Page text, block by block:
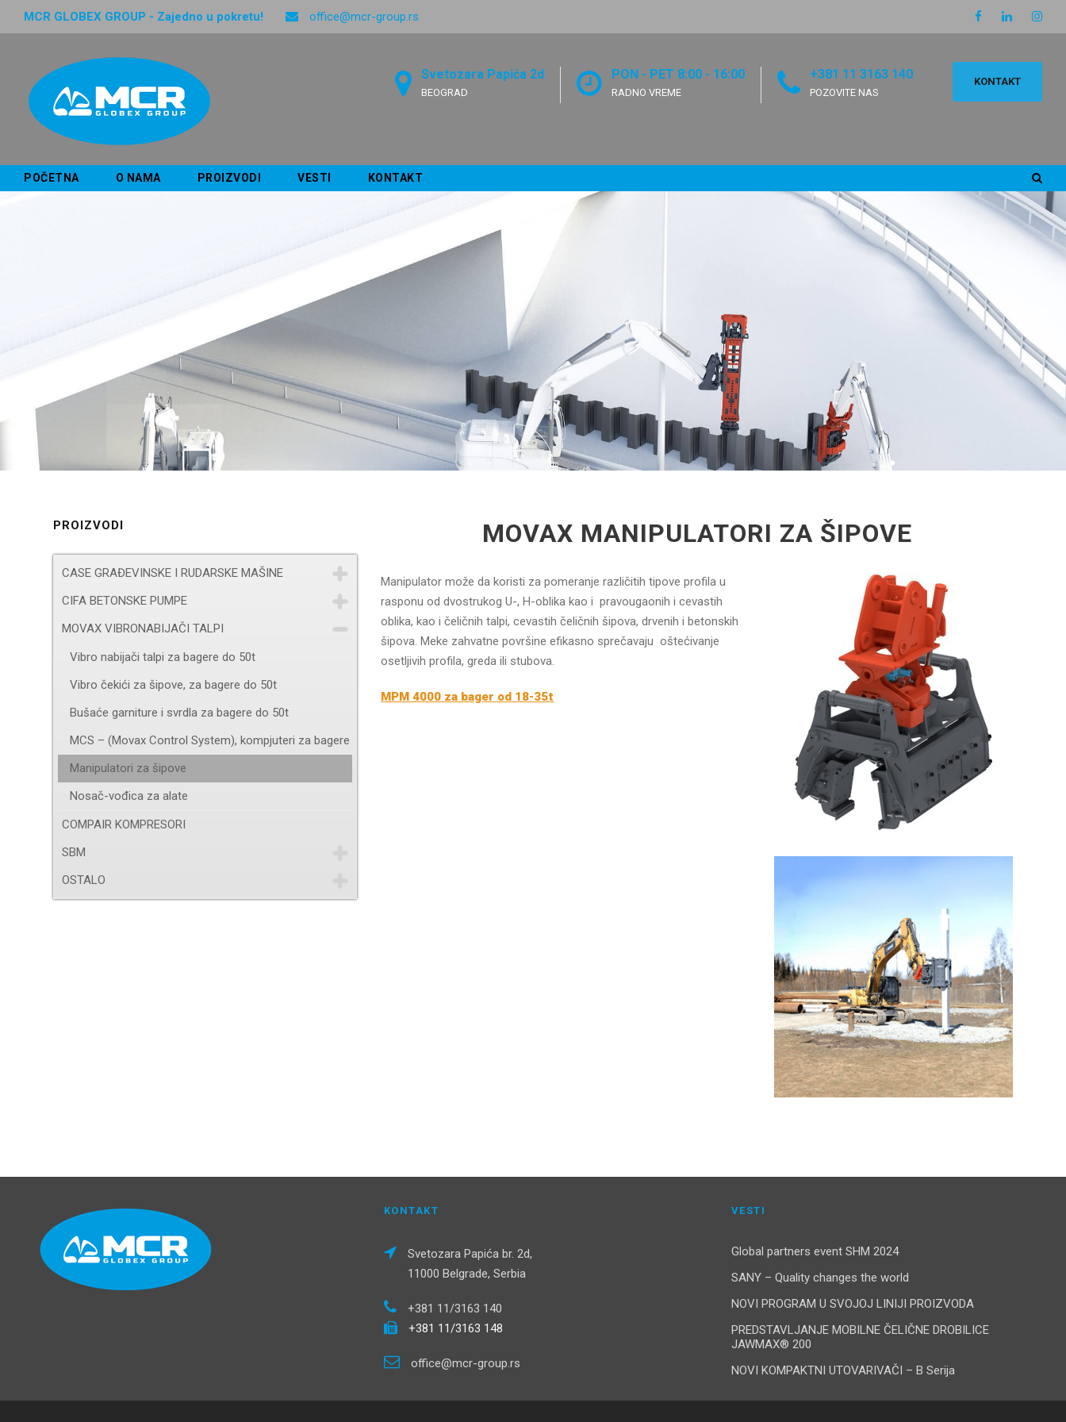
MCR GLOBEX GROUP - Zajedno u pokretu! office@mcr-group.rs
Svetozara Papića 2d
BEOGRAD
PON - PET 8:00 - 16:00
RADNO VREME
+381 11 3163 140
POZOVITE NAS
KONTAKT
POČETNA O NAMA PROIZVODI VESTI KONTAKT
MOVAX MANIPULATORI ZA ŠIPOVE
Manipulator može da koristi za pomeranje različitih tipove profila u
rasponu od dvostrukog U-, H-oblika kao i pravougaonih i cevastih
oblika, kao i čeličnih talpi, cevastih čeličnih šipova, drvenih i betonskih
šipova. Meke zahvatne površine efikasno sprečavaju oštećivanje
osetljivih profila, greda ili stubova.
MPM 4000 za bager od 18-35t
PROIZVODI
CASE GRAĐEVINSKE I RUDARSKE MAŠINE
CIFA BETONSKE PUMPE
MOVAX VIBRONABIJAČI TALPI
Vibro nabijači talpi za bagere do 50t
Vibro čekići za šipove, za bagere do 50t
Bušaće garniture i svrdla za bagere do 50t
MCS – (Movax Control System), kompjuteri za bagere
Manipulatori za šipove
Nosač-vođica za alate
COMPAIR KOMPRESORI
SBM
OSTALO
KONTAKT
Svetozara Papića br. 2d,
11000 Belgrade, Serbia
+381 11/3163 140
+381 11/3163 148
office@mcr-group.rs
VESTI
Global partners event SHM 2024
SANY – Quality changes the world
NOVI PROGRAM U SVOJOJ LINIJI PROIZVODA
PREDSTAVLJANJE MOBILNE ČELIČNE DROBILICE
JAWMAX® 200
NOVI KOMPAKTNI UTOVARIVAČI – B Serija